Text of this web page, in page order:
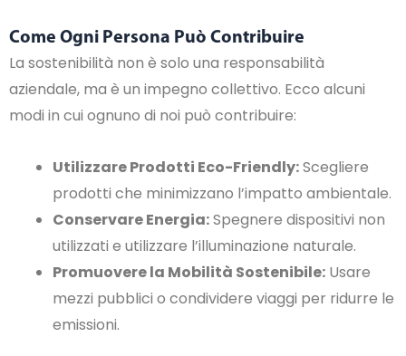
Come Ogni Persona Può Contribuire
La sostenibilità non è solo una responsabilità
aziendale, ma è un impegno collettivo. Ecco alcuni
modi in cui ognuno di noi può contribuire:
Utilizzare Prodotti Eco-Friendly:Scegliere
prodotti che minimizzano l’impatto ambientale.
Conservare Energia:Spegnere dispositivi non
utilizzati e utilizzare l’illuminazione naturale.
Promuovere la Mobilità Sostenibile: Usare
mezzi pubblici o condividere viaggi per ridurre le
emissioni.